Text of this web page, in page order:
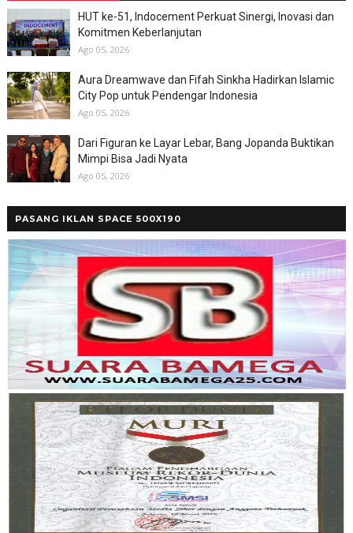
HUT ke-51, Indocement Perkuat Sinergi, Inovasi dan
Komitmen Keberlanjutan
Ago 05, 2026
Aura Dreamwave dan Fifah Sinkha Hadirkan Islamic
City Pop untuk Pendengar Indonesia
Ago 05, 2026
Dari Figuran ke Layar Lebar, Bang Jopanda Buktikan
Mimpi Bisa Jadi Nyata
Ago 05, 2026
PASANG IKLAN SPACE 500X190